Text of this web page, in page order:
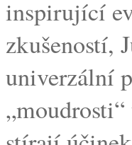
inspirující
zkušeností,
univerzální